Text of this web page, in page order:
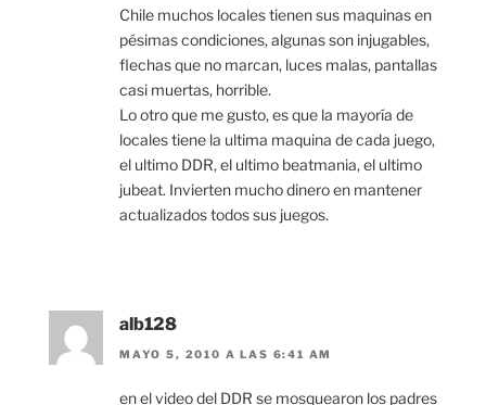
Chile muchos locales tienen sus maquinas en
pésimas condiciones, algunas son injugables,
flechas que no marcan, luces malas, pantallas
casi muertas, horrible.
Lo otro que me gusto, es que la mayoría de
locales tiene la ultima maquina de cada juego,
el ultimo DDR, el ultimo beatmania, el ultimo
jubeat. Invierten mucho dinero en mantener
actualizados todos sus juegos.
alb128
MAYO 5, 2010 A LAS 6:41 AM
en el video del DDR se mosquearon los padres